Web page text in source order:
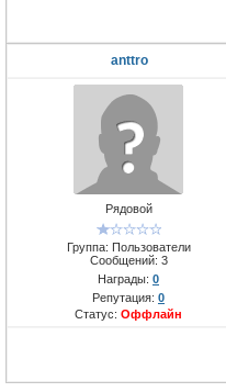
anttro
Рядовой
Группа: Пользователи
Сообщений: 3
Награды: 0
Репутация: 0
Статус: Оффлайн